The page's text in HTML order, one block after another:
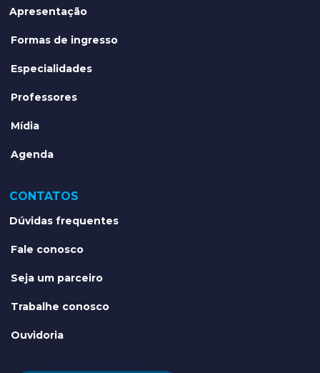
Apresentação
Formas de ingresso
Especialidades
Professores
Mídia
Agenda
CONTATOS
Dúvidas frequentes
Fale conosco
Seja um parceiro
Trabalhe conosco
Ouvidoria